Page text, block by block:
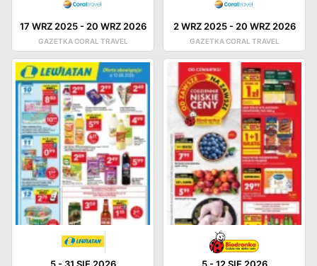
17 WRZ 2025-20 WRZ 2026
GAZETKA CORAL TRAVEL
2 WRZ 2025-20 WRZ 2026
GAZETKA CORAL TRAVEL
5- 31 SIE 2026 5-12 SIE 2026